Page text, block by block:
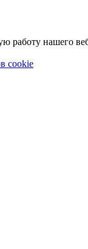
нашего
cookie